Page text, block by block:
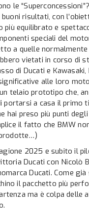
le
risultati, con
più equilibrato e
speciali del
a quelle
vietati in corso di
di Ducati e
alle loro
telaio prototipo che,
portarsi a casa il primo
hai preso più punti
il fatto che BMW
2025 e subito il
Ducati con Nicolò
Ducati. Come
il pacchetto più
ma è colpa delle